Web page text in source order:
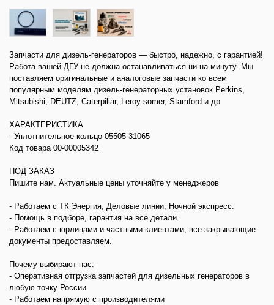
Запчасти для дизель-генераторов — быстро, надежно, с гарантией!
Работа вашей ДГУ не должна останавливаться ни на минуту. Мы
поставляем оригинальные и аналоговые запчасти ко всем
популярным моделям дизель-генераторных установок Perkins,
Mitsubishi, DEUTZ, Caterpillar, Leroy-somer, Stamford и др
ХАРАКТЕРИСТИКА
- Уплотнительное кольцо 05505-31065
Код товара 00-00005342
ПОД ЗАКАЗ
Пишите нам. Актуальные цены уточняйте у менеджеров
- Работаем с ТК Энергия, Деловые линии, Ночной экспресс.
- Помощь в подборе, гарантия на все детали.
- Работаем с юрлицами и частными клиентами, все закрывающие
документы предоставляем.
Почему выбирают нас:
- Оперативная отгрузка запчастей для дизельных генераторов в
любую точку России
- Работаем напрямую с производителями